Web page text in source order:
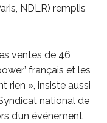
NDLR) remplis
ventes de 46
français et les
rien », insiste aussi
national de
d’un événement